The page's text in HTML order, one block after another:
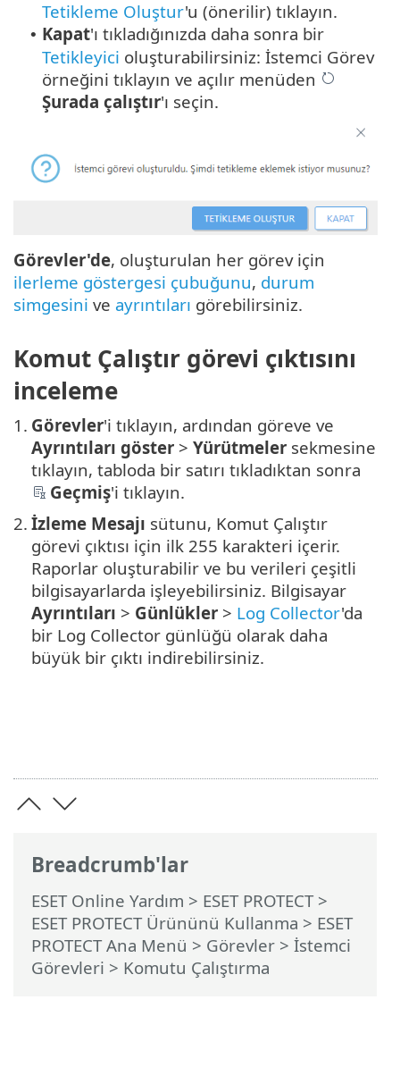
Breadcrumb'lar
ESET Online Yardım > ESET PROTECT>
ESET PROTECT Ürününü Kullanma > ESET
PROTECT Ana Menü > Görevler > İstemci
Görevleri > Komutu Çalıştırma
Tetikleme Oluştur'u (önerilir) tıklayın.
• Kapat'ı tıkladığınızda daha sonra bir
Tetikleyici oluşturabilirsiniz: İstemci Görev
örneğini tıklayın ve açılır menüden
Şurada çalıştır'ı seçin.
Görevler'de, oluşturulan her görev için
ilerleme göstergesi çubuğunu, durum
simgesini ve ayrıntıları görebilirsiniz.
Komut Çalıştır görevi çıktısını
inceleme
1. Görevler'i tıklayın, ardından göreve ve
Ayrıntıları göster > Yürütmeler sekmesine
tıklayın, tabloda bir satırı tıkladıktan sonra
Geçmiş'i tıklayın.
2. İzleme Mesajı sütunu, Komut Çalıştır
görevi çıktısı için ilk 255 karakteri içerir.
Raporlar oluşturabilir ve bu verileri çeşitli
bilgisayarlarda işleyebilirsiniz. Bilgisayar
Ayrıntıları > Günlükler > Log Collector'da
bir Log Collector günlüğü olarak daha
büyük bir çıktı indirebilirsiniz.